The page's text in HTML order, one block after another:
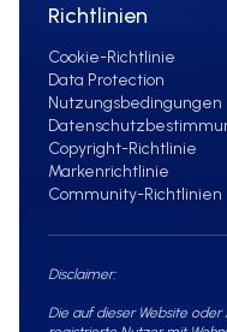
Richtlinien
Cookie-Richtlinie
Data Protection
Nutzungsbedingungen
Copyright-Richtlinie
Markenrichtlinie
Community-Richtlinien
Disclaimer:
Die auf dieser Website